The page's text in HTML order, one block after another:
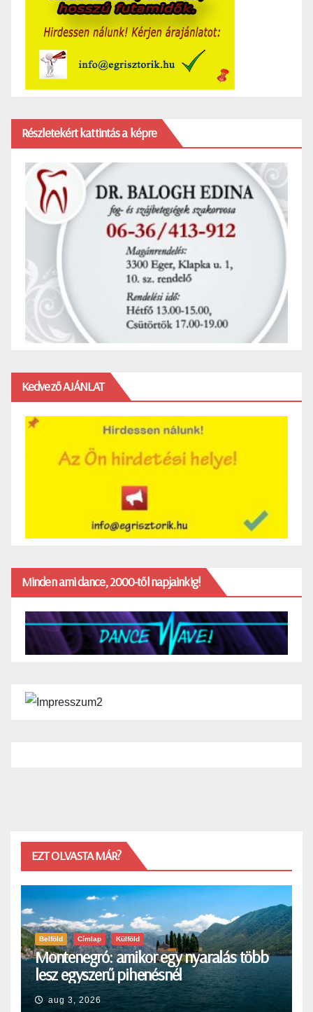
Részletekért kattintás a képre
Kedvező AJÁNLAT
Minden ami dance, 2000-től napjainkig!
EZT OLVASTA MÁR?
Belföld Címlap Külföld
Montenegró: amikor egy nyaralás több
lesz egyszerű pihenésnél
aug 3, 2026